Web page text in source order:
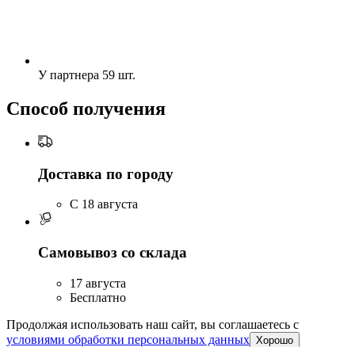
У партнера 59 шт.
Способ получения
Доставка по городу
C 18 августа
Самовывоз со склада
17 августа
Бесплатно
Продолжая использовать наш сайт, вы соглашаетесь c
условиями обработки персональных данных Хорошо